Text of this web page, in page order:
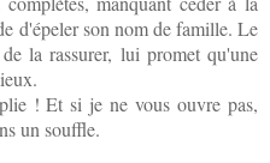
d'épeler son nom de famille. Le
la rassurer, lui promet qu'une
! Et si je ne vous ouvre pas,
un souffle.